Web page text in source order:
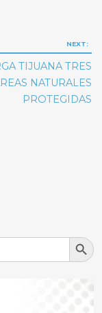
NEXT:
TIJUANA TRES
NATURALES
PROTEGIDAS
Search